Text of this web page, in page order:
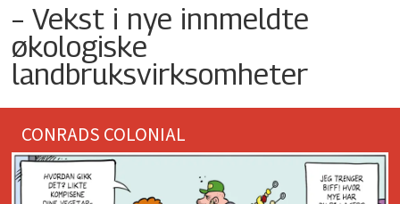
– Vekst i nye innmeldte
økologiske
landbruksvirksomheter
CONRADS COLONIAL